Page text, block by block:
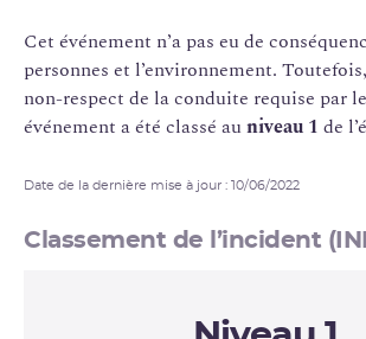
Cet événement n’a pas eu de
personnes et l’environnement.
non-respect de la conduite requise par
événement a été classé auniveau 1 de
Date de la dernière mise à jour : 10/06/2022
Classement de l’incident